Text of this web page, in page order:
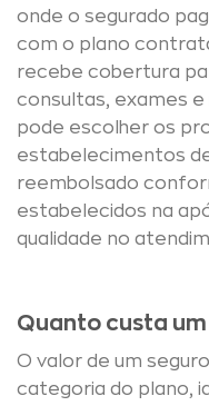
onde o segurado
com o plano
recebe cobertura
consultas, exames
pode escolher os
estabelecimentos
reembolsado
estabelecidos na
qualidade no
Quanto custa
O valor de um
categoria do plano,